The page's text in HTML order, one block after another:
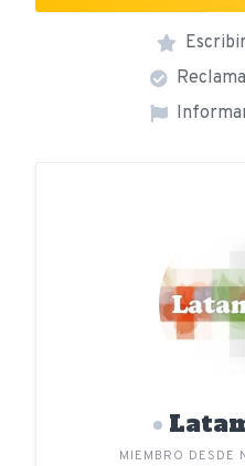
MIEMBRO DESDE